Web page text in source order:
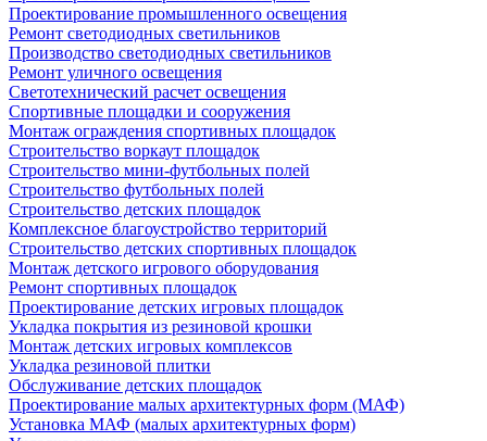
Проектирование промышленного освещения
Ремонт светодиодных светильников
Производство светодиодных светильников
Ремонт уличного освещения
Светотехнический расчет освещения
Спортивные площадки и сооружения
Монтаж ограждения спортивных площадок
Строительство воркаут площадок
Строительство мини-футбольных полей
Строительство футбольных полей
Строительство детских площадок
Комплексное благоустройство территорий
Строительство детских спортивных площадок
Монтаж детского игрового оборудования
Ремонт спортивных площадок
Проектирование детских игровых площадок
Укладка покрытия из резиновой крошки
Монтаж детских игровых комплексов
Укладка резиновой плитки
Обслуживание детских площадок
Проектирование малых архитектурных форм (МАФ)
Установка МАФ (малых архитектурных форм)